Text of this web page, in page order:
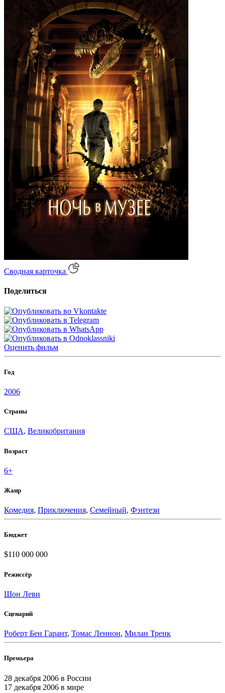
Сводная карточка
Поделиться
Оценить фильм
Год
2006
Страны
США, Великобритания
Возраст
6+
Жанр
Комедия, Приключения, Семейный, Фэнтези
Бюджет
$110 000 000
Режиссёр
Шон Леви
Сценарий
Роберт Бен Гарант, Томас Леннон, Милан Тренк
Премьера
28 декабря 2006 в России
17 декабря 2006 в мире